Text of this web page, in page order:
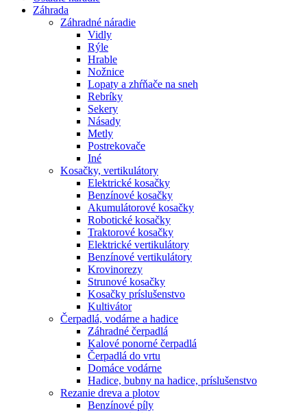
Záhrada
Záhradné náradie
Vidly
Rýle
Hrable
Nožnice
Lopaty a zhŕňače na sneh
Rebríky
Sekery
Násady
Metly
Postrekovače
Iné
Kosačky, vertikulátory
Elektrické kosačky
Benzínové kosačky
Akumulátorové kosačky
Robotické kosačky
Traktorové kosačky
Elektrické vertikulátory
Benzínové vertikulátory
Krovinorezy
Strunové kosačky
Kosačky príslušenstvo
Kultivátor
Čerpadlá, vodárne a hadice
Záhradné čerpadlá
Kalové ponorné čerpadlá
Čerpadlá do vrtu
Domáce vodárne
Hadice, bubny na hadice, príslušenstvo
Rezanie dreva a plotov
Benzínové píly